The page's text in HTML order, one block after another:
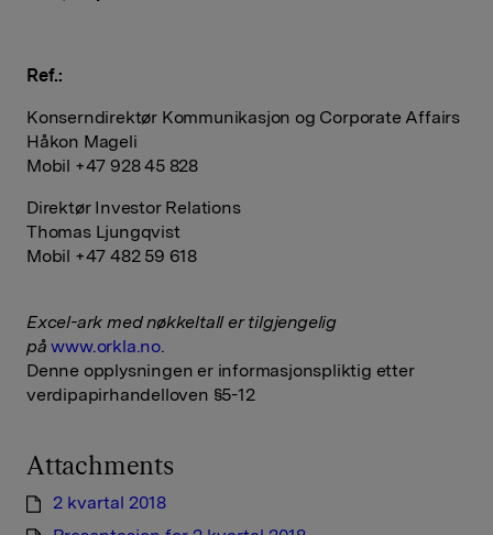
Ref.:
Konserndirektør Kommunikasjon og Corporate Affairs
Håkon Mageli
Mobil +47 928 45 828
Direktør Investor Relations
Thomas Ljungqvist
Mobil +47 482 59 618
Excel-ark med nøkkeltall er tilgjengelig
påwww.orkla.no.
Denne opplysningen er informasjonspliktig etter
verdipapirhandelloven §5-12
Attachments
2 kvartal 2018